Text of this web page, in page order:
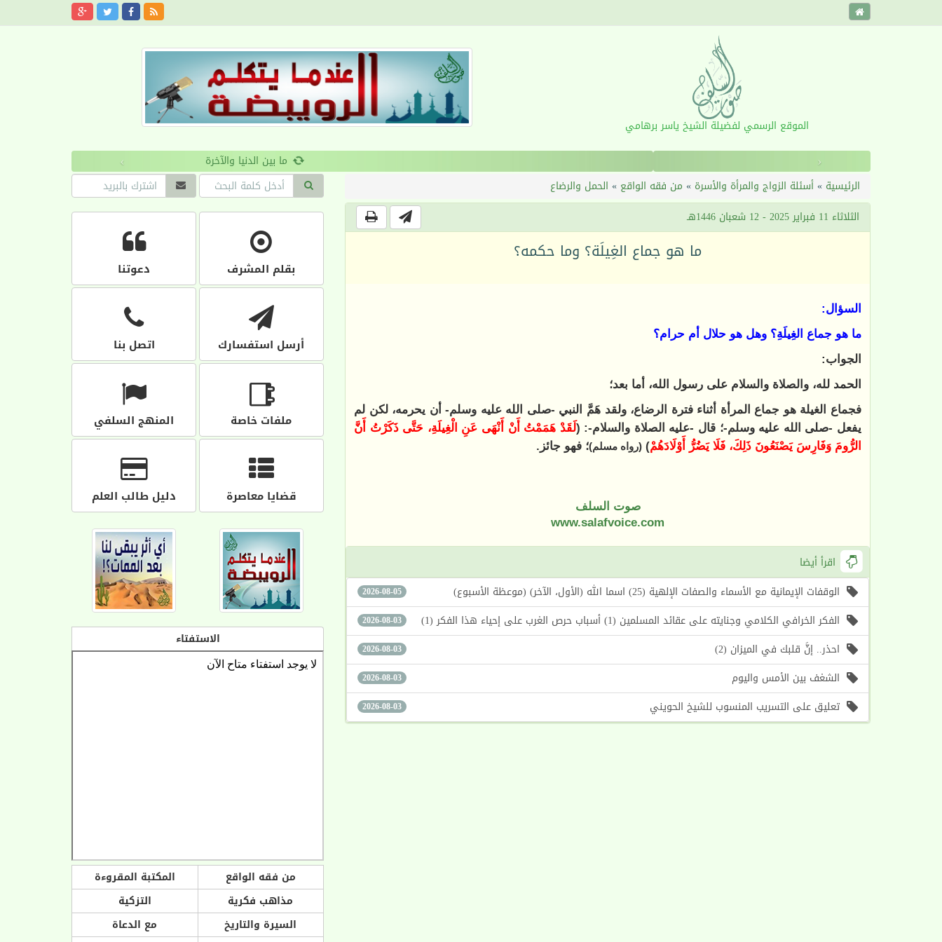
الموقع الرسمي لفضيلة الشيخ ياسر برهامي
‹
›
الرئيسية »أسئلة الزواج والمرأة والأسرة » من فقه الواقع » الحمل والرضاع
الثلاثاء 11 فبراير 2025 - 12 شعبان 1446هـ
ما هو جماع ‌الغِيلَة؟ وما حكمه؟
السؤال:
ما هو جماع ‌الغِيلَةِ؟ وهل هو حلال أم حرام؟
الجواب:
الحمد لله، والصلاة والسلام على رسول الله، أما بعد؛
فجماع الغيلة هو جماع المرأة أثناء فترة الرضاع، ولقد هَمَّ النبي -صلى الله عليه وسلم- أن يحرمه، لكن لم
يفعل -صلى الله عليه وسلم-؛ قال -عليه الصلاة والسلام-: (لَقَدْ هَمَمْتُ أَنْ أَنْهَى ‌عَنِ ‌الْغِيلَةِ، حَتَّى ذَكَرْتُ أَنَّ
الرُّومَ وَفَارِسَ يَصْنَعُونَ ذَلِكَ، فَلَا يَضُرُّ أَوْلَادَهُمْ) (رواه مسلم)؛ فهو جائز.
صوت السلف
www.salafvoice.com
اقرأ أيضا
2026-08-05 الوقفات الإيمانية مع الأسماء والصفات الإلهية (25) اسما الله (الأول، الآخر) (موعظة الأسبوع)
2026-08-03 الفكر الخرافي الكلامي وجنايته على عقائد المسلمين (1) أسباب حرص الغرب على إحياء هذا الفكر (1)
2026-08-03 احذر.. إنَّ قلبك في الميزان (2)
2026-08-03 الشغف بين الأمس واليوم
2026-08-03 تعليق على التسريب المنسوب للشيخ الحويني
بقلم المشرف دعوتنا
أرسل استفسارك اتصل بنا
ملفات خاصة المنهج السلفي
قضايا معاصرة دليل طالب العلم
الاستفتاء
من فقه الواقع
المكتبة المقروءة
مذاهب فكرية
التزكية
السيرة والتاريخ
مع الدعاة